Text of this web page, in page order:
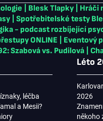
Blesk Tlapky Hráči
Spotřebitelské testy
- podcast rozbíjející
ONLINE
Eventový
Szabová vs. Pudilová
léčba
a Mesii?
Léto
2026
někoho